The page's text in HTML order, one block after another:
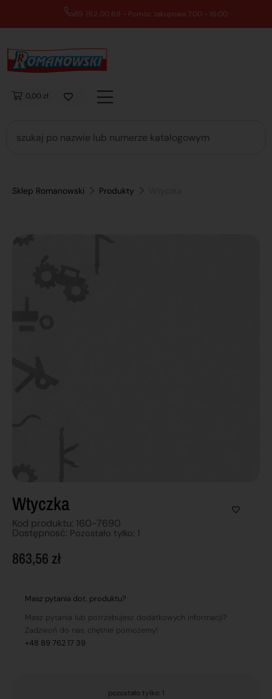
89 762 00 69 - Pomoc zakupowa 7:00 - 16:00
0,00 zł
Sklep Romanowski Produkty
Wtyczka
Kod produktu: 160-7690
Dostępnosć: Pozostało tylko: 1
863,56 zł
Masz pytania dot. produktu?
Masz pytania lub potrzebujesz dodatkowych informacji?
Zadzwoń do nas, chętnie pomożemy!
+48 89 762 17 39
pozostało tylko: 1